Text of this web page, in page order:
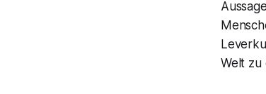
Welt zu